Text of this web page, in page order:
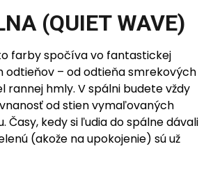
(QUIET WAVE)
farby spočíva vo fantastickej
odtieňov – od odtieňa smrekových
rannej hmly. V spálni budete vždy
od stien vymaľovaných
Časy, kedy si ľudia do spálne dávali
(akože na upokojenie) sú už